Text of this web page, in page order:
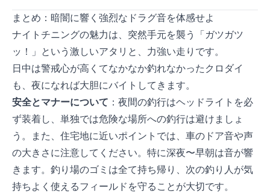
まとめ：暗闇に響く強烈なドラグ音を体感せよ
ナイトチニングの魅力は、突然手元を襲う「ガツガツ
ッ！」という激しいアタリと、力強い走りです。
日中は警戒心が高くてなかなか釣れなかったクロダイ
も、夜になれば大胆にバイトしてきます。
安全とマナーについて ：夜間の釣行はヘッドライトを必
ず装着し、単独では危険な場所への釣行は避けましょ
う。また、住宅地に近いポイントでは、車のドア音や声
の大きさに注意してください。特に深夜〜早朝は音が響
きます。釣り場のゴミは全て持ち帰り、次の釣り人が気
持ちよく使えるフィールドを守ることが大切です。